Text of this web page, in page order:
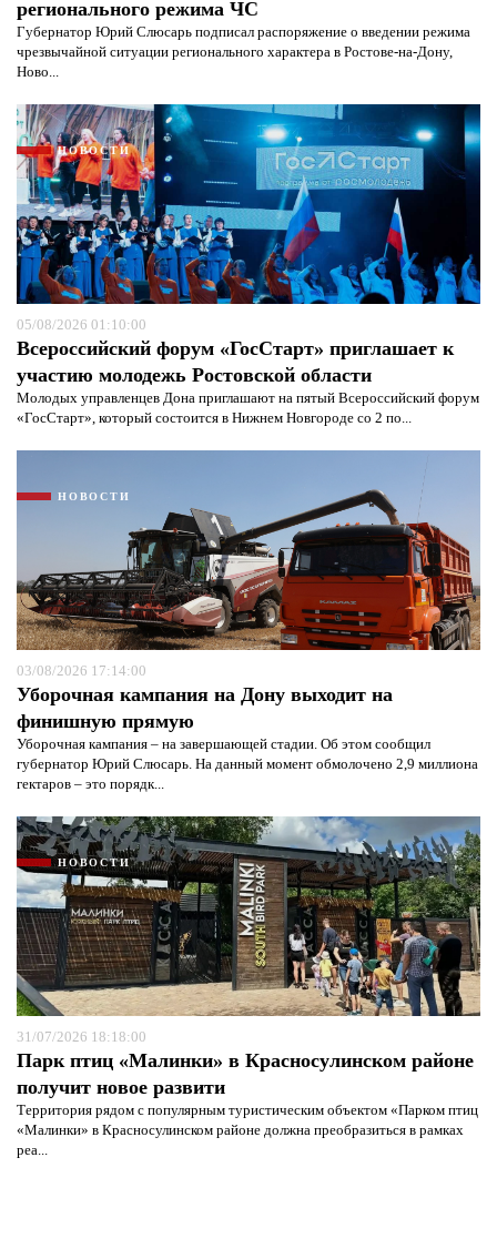
регионального режима ЧС
Губернатор Юрий Слюсарь подписал распоряжение о введении режима
чрезвычайной ситуации регионального характера в Ростове-на-Дону,
Ново...
НОВОСТИ
05/08/2026 01:10:00
Всероссийский форум «ГосСтарт» приглашает к
участию молодежь Ростовской области
Молодых управленцев Дона приглашают на пятый Всероссийский форум
«ГосСтарт», который состоится в Нижнем Новгороде со 2 по...
НОВОСТИ
03/08/2026 17:14:00
Уборочная кампания на Дону выходит на
финишную прямую
Уборочная кампания – на завершающей стадии. Об этом сообщил
губернатор Юрий Слюсарь. На данный момент обмолочено 2,9 миллиона
гектаров – это порядк...
НОВОСТИ
31/07/2026 18:18:00
Парк птиц «Малинки» в Красносулинском районе
получит новое развити
Территория рядом с популярным туристическим объектом «Парком птиц
«Малинки» в Красносулинском районе должна преобразиться в рамках
реа...
Я согласен сполитикой конфиденциальности и
защиты информации*
Я согласен с
политикой конфиденциальности и
защиты информации*